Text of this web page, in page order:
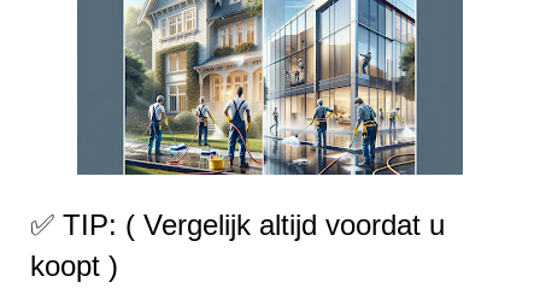
✅ TIP: ( Vergelijk altijd voordat u
koopt )